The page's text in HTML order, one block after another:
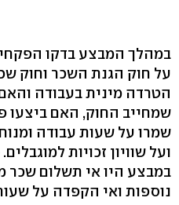
במהלך המבצע בדקו
על חוק הגנת השכר וחוק
הטרדה מינית בעבודה
שמחייב החוק, האם ביצעו
שמרו על שעות עבודה
ועל שוויון זכויות
במבצע היו אי תשלום שכר
נוספות ואי הקפדה על